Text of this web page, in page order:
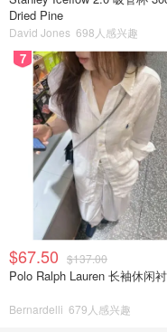
Dried Pine
David Jones 698人感兴趣
7
$67.50 $137.00
Polo Ralph Lauren 长袖休闲
Bernardelli 679人感兴趣